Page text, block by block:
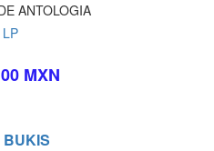
ANTOLOGIA
LP
MXN
BUKIS